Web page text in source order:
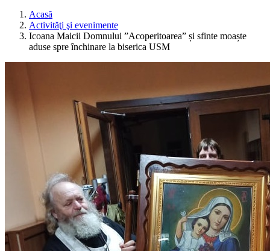
Acasă
Activităţi şi evenimente
Icoana Maicii Domnului ”Acoperitoarea” și sfinte moaște
aduse spre închinare la biserica USM